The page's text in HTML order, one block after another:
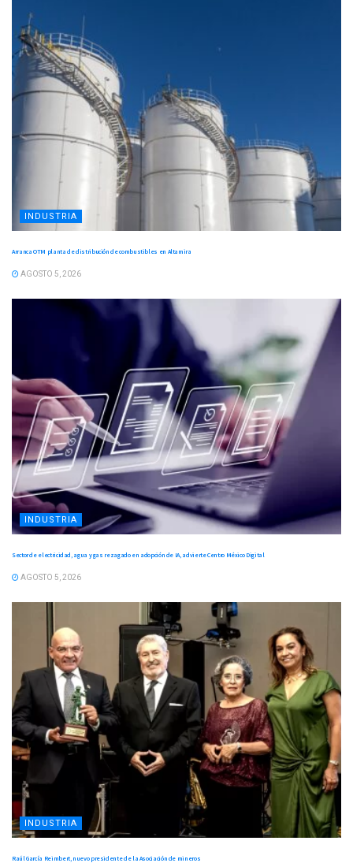
INDUSTRIA
Arranca OTM planta de distribución de combustibles en Altamira
AGOSTO 5, 2026
INDUSTRIA
Sector de electricidad, agua y gas rezagado en adopción de IA, advierte Centro México Digital
AGOSTO 5, 2026
INDUSTRIA
Raúl García Reimbert, nuevo presidente de la Asociación de mineros